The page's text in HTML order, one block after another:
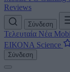
Reviews
Σύνδεση
Τελευταία Νέα
ΕΙΚΟΝΑ Science
Σύνδεση